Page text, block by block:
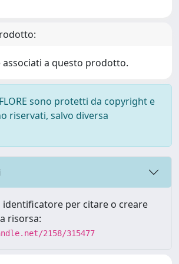
associati a questo prodotto.
sono protetti da copyright e
riservati, salvo diversa
identificatore per citare o creare
risorsa:
2158/315477